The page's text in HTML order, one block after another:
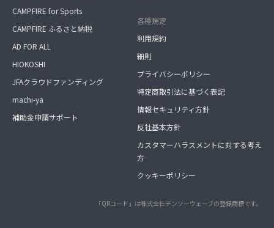
CAMPFIRE for Sports
CAMPFIRE ふるさと納税
AD FOR ALL
HIOKOSHI
JFAクラウドファンディング
machi-ya
補助金申請サポート
各種規定
利用規約
細則
プライバシーポリシー
特定商取引法に基づく表記
情報セキュリティ方針
反社基本方針
カスタマーハラスメントに対する考え
方
クッキーポリシー
「QRコード」は株式会社デンソーウェーブの登録商標です。